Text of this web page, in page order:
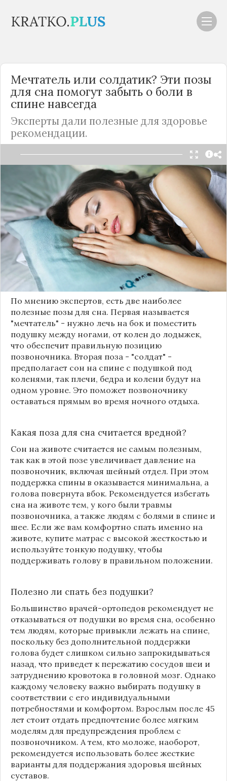
Мечтатель или солдатик? Эти позы
для сна помогут забыть о боли в
спине навсегда
Эксперты дали полезные для здоровье
рекомендации.
Читать в Telegram
Комфортный сон - залог здоровья и хорошего
самочувствия в течение дня. Важно не только
подбирать качественные ортопедические матрас
и подушку, а также постельное белье из
натуральных материалов, но и принимать
правильное положение во время ночного отдыха
для максимального расслабления, особенно тем,
кого беспокоят в боли спине.
По мнению экспертов, есть две наиболее
полезные позы для сна. Первая называется
"мечтатель" - нужно лечь на бок и поместить
подушку между ногами, от колен до лодыжек,
что обеспечит правильную позицию
позвоночника. Вторая поза - "солдат" -
предполагает сон на спине с подушкой под
коленями, так плечи, бедра и колени будут на
одном уровне. Это поможет позвоночнику
оставаться прямым во время ночного отдыха.
Какая поза для сна считается вредной?
Сон на животе считается не самым полезным,
так как в этой позе увеличивает давление на
позвоночник, включая шейный отдел. При этом
поддержка спины в оказывается минимальна, а
голова повернута вбок. Рекомендуется избегать
сна на животе тем, у кого были травмы
позвоночника, а также людям с болями в спине и
шее. Если же вам комфортно спать именно на
животе, купите матрас с высокой жесткостью и
используйте тонкую подушку, чтобы
поддерживать голову в правильном положении.
Полезно ли спать без подушки?
Большинство врачей-ортопедов рекомендует не
отказываться от подушки во время сна, особенно
тем людям, которые привыкли лежать на спине,
поскольку без дополнительной поддержки
голова будет слишком сильно запрокидываться
назад, что приведет к пережатию сосудов шеи и
затруднению кровотока в головной мозг. Однако
каждому человеку важно выбирать подушку в
соответствии с его индивидуальными
потребностями и комфортом. Взрослым после 45
лет стоит отдать предпочтение более мягким
моделям для предупреждения проблем с
позвоночником. А тем, кто моложе, наоборот,
рекомендуется использовать более жесткие
варианты для поддержания здоровья шейных
суставов.